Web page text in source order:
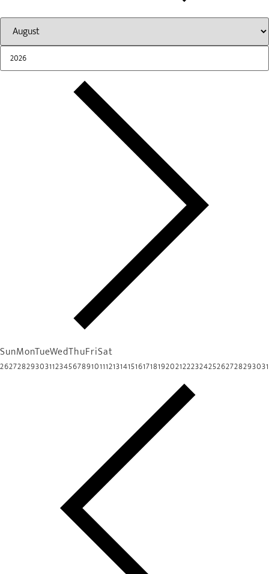
SunMonTueWedThuFriSat
26272829303112345678910111213141516171819202122232425262728293031